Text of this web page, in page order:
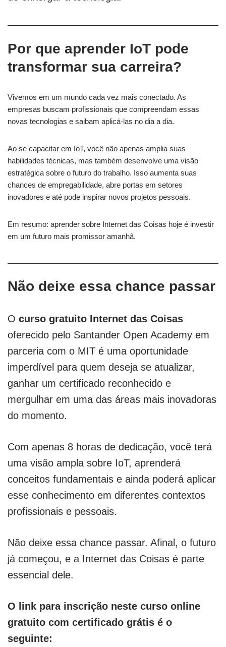
Por que aprender IoT pode
transformar sua carreira?
Vivemos em um mundo cada vez mais conectado. As
empresas buscam profissionais que compreendam essas
novas tecnologias e saibam aplicá-las no dia a dia.
Ao se capacitar em IoT, você não apenas amplia suas
habilidades técnicas, mas também desenvolve uma visão
estratégica sobre o futuro do trabalho. Isso aumenta suas
chances de empregabilidade, abre portas em setores
inovadores e até pode inspirar novos projetos pessoais.
Em resumo: aprender sobre Internet das Coisas hoje é investir
em um futuro mais promissor amanhã.
Não deixe essa chance passar
O curso gratuito Internet das Coisas
oferecido pelo Santander Open Academy em
parceria com o MIT é uma oportunidade
imperdível para quem deseja se atualizar,
ganhar um certificado reconhecido e
mergulhar em uma das áreas mais inovadoras
do momento.
Com apenas 8 horas de dedicação, você terá
uma visão ampla sobre IoT, aprenderá
conceitos fundamentais e ainda poderá aplicar
esse conhecimento em diferentes contextos
profissionais e pessoais.
Não deixe essa chance passar. Afinal, o futuro
já começou, e a Internet das Coisas é parte
essencial dele.
O link para inscrição neste curso online
gratuito com certificado grátis é o
seguinte: